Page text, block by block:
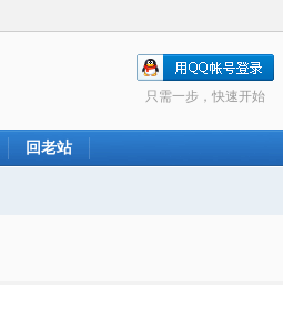
只需一步，快速开始
回老站